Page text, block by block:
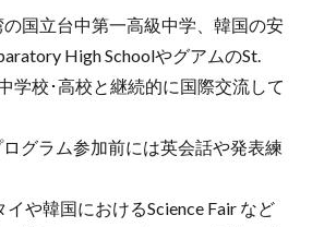
国立台中第一高級中学、韓国の安
High SchoolやグアムのSt.
学校･高校と継続的に国際交流して
グラム参加前には英会話や発表練
や韓国におけるScience Fair など